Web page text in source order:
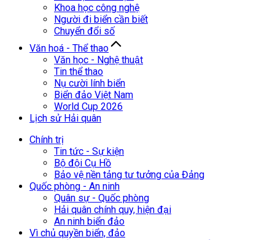
Khoa học công nghệ
Người đi biển cần biết
Chuyển đổi số
Văn hoá - Thể thao
Văn học - Nghệ thuật
Tin thể thao
Nụ cười lính biển
Biển đảo Việt Nam
World Cup 2026
Lịch sử Hải quân
Chính trị
Tin tức - Sự kiện
Bộ đội Cụ Hồ
Bảo vệ nền tảng tư tưởng của Đảng
Quốc phòng - An ninh
Quân sự - Quốc phòng
Hải quân chính quy, hiện đại
An ninh biển đảo
Vì chủ quyền biển, đảo